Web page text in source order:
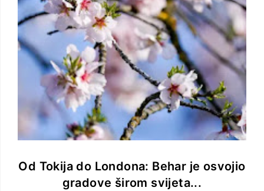
Od Tokija do Londona: Behar je osvojio
gradove širom svijeta...